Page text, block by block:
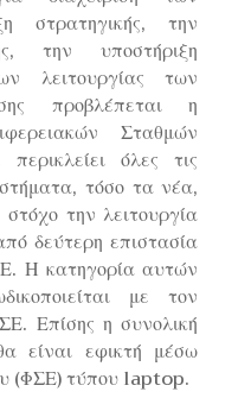
στρατηγικής, την
την υποστήριξη
λειτουργίας των
προβλέπεται η
Σταθμών
όλες τις
τόσο τα νέα,
την λειτουργία
δεύτερη επιστασία
Η κατηγορία αυτών
με τον
Επίσης η συνολική
είναι εφικτή μέσω
(ΦΣΕ) τύπου laptop.